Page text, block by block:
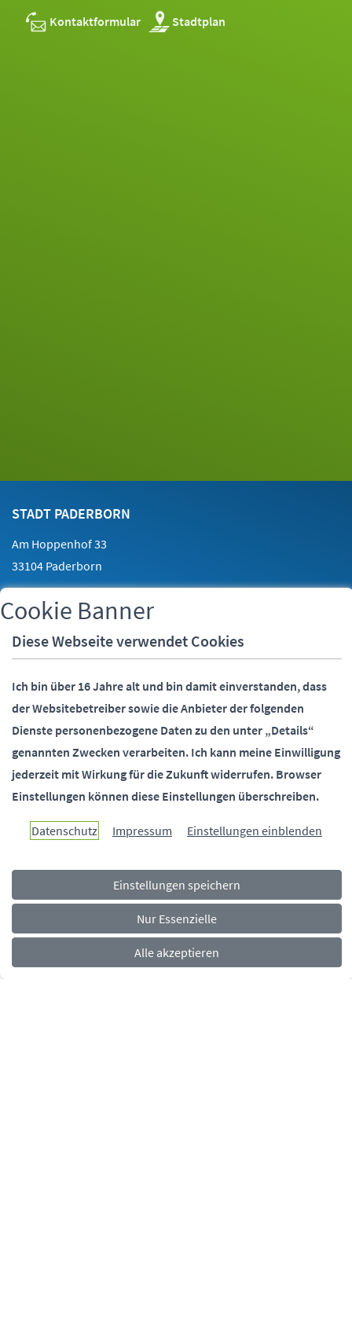
Kontaktformular Stadtplan
STADT PADERBORN
Am Hoppenhof 33
33104 Paderborn
Telefon: 05251 88-0
Fax:
05251 88-2000
E-Mail: info@paderborn.de
SOCIALMEDIA
Paderborn überzeugt.
Impressum Datenschutz
Cookie Banner
Diese Webseite verwendet Cookies
Ich bin über 16 Jahre alt und bin damit einverstanden, dass
der Websitebetreiber sowie die Anbieter der folgenden
Dienste personenbezogene Daten zu den unter „Details“
genannten Zwecken verarbeiten. Ich kann meine Einwilligung
jederzeit mit Wirkung für die Zukunft widerrufen. Browser
Einstellungen können diese Einstellungen überschreiben.
Datenschutz Impressum Einstellungen einblenden
Einstellungen speichern
Nur Essenzielle
Alle akzeptieren